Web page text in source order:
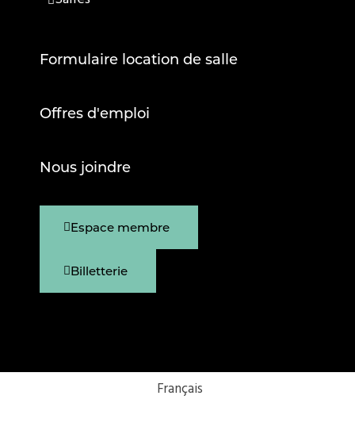
Formulaire location de salle
Offres d'emploi
Nous joindre
Espace membre
Billetterie
Français